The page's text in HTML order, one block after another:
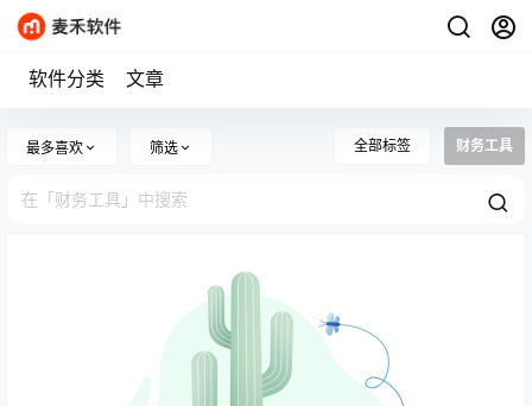
软件分类 文章
最多喜欢 筛选 全部标签 财务工具